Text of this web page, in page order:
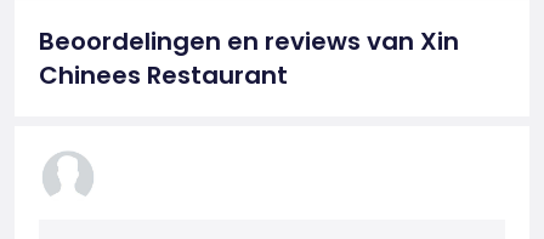
Beoordelingen en reviews van Xin
Chinees Restaurant